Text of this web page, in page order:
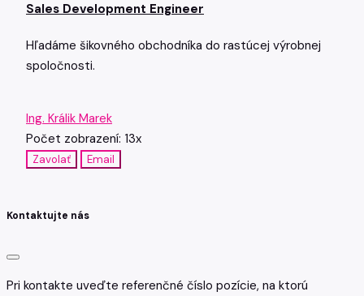
Sales Development Engineer
Hľadáme šikovného obchodníka do rastúcej výrobnej
spoločnosti.
Ing. Králik Marek
Počet zobrazení: 13x
Zavolať Email
Kontaktujte nás
Pri kontakte uveďte referenčné číslo pozície, na ktorú